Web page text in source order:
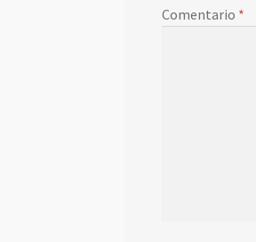
Comentario *